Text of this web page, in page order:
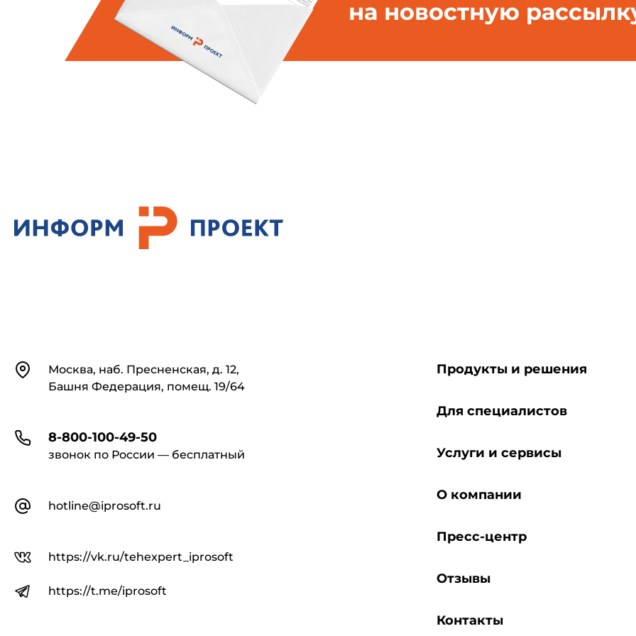
на новостную
КонтактыМосква, наб. Пресненская, д. 12,
Башня Федерация, помещ. 19/64
8-800-100-49-50
звонок по России — бесплатный
hotline@iprosoft.ru
https://vk.ru/tehexpert_iprosoft
https://t.me/iprosoft
Продукты и решения
Для специалистов
Услуги и сервисы
О компании
Пресс-центр
Отзывы
Контакты